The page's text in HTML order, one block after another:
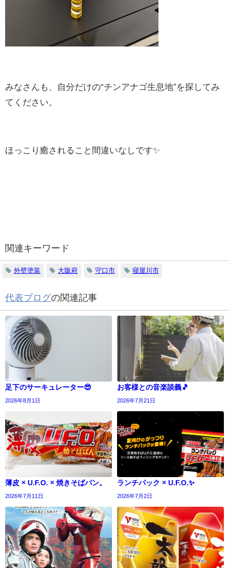
みなさんも、自分だけの“チンアナゴ生息地”を探してみ
てください。
ほっこり癒されること間違いなしです✨
関連キーワード
外壁塗装 大阪府 守口市 寝屋川市
代表ブログの関連記事
足下のサーキュレーター😎
2026年8月1日
お客様との音楽談義🎵
2026年7月21日
薄皮 × U.F.O. × 焼きそばパン。
2026年7月11日
ランチパック × U.F.O.✨
2026年7月2日